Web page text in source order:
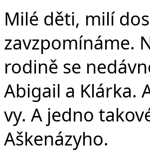
Milé děti, milí
zavzpomínáme.
rodině se
Abigail a Klárka.
vy. A jedno
Aškenázyho.